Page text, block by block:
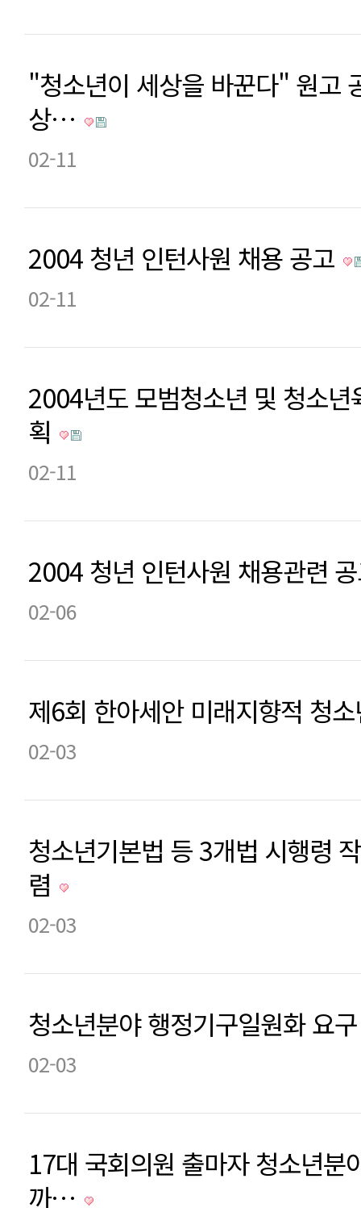
"청소년이 세상을 바꾼다" 원고
상…
02-11
2004 청년 인턴사원 채용 공고
02-11
2004년도 모범청소년 및 청소년
획
02-11
2004 청년 인턴사원 채용관련
02-06
제6회 한아세안 미래지향적 청
02-03
청소년기본법 등 3개법 시행령
렴
02-03
청소년분야 행정기구일원화 요
02-03
17대 국회의원 출마자 청소년분
까…